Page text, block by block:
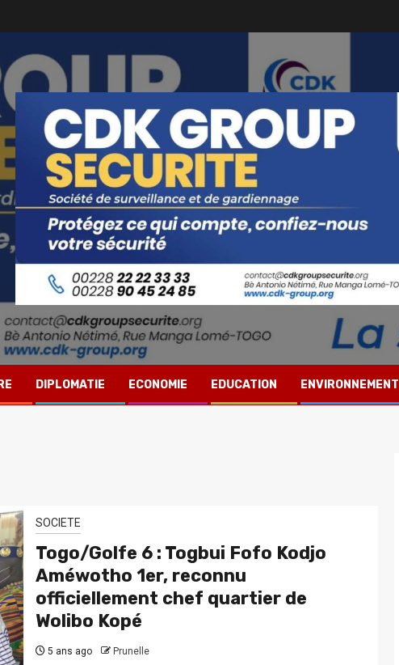
DIPLOMATIE ECONOMIE EDUCATION ENVIRONNEMENT
SOCIETE
Togo/Golfe 6 : Togbui Fofo Kodjo
Améwotho 1er, reconnu
officiellement chef quartier de
Wolibo Kopé
5 ans ago Prunelle